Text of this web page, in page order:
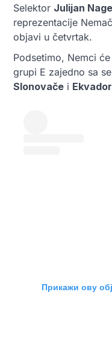
Selektor Julijan
reprezentacije
objavi u četvrtak.
Podsetimo, Nemci
grupi E zajedno sa
Slonovače i
Прикажи ову